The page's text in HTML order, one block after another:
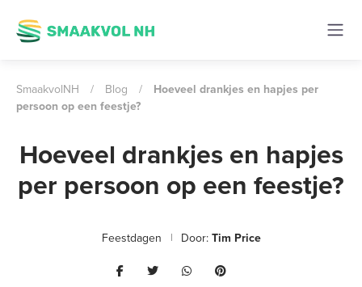
SmaakvolNH / Blog /
Hoeveel drankjes en hapjes per
persoon op een feestje?
Hoeveel drankjes en hapjes
per persoon op een feestje?
Feestdagen Door: Tim Price